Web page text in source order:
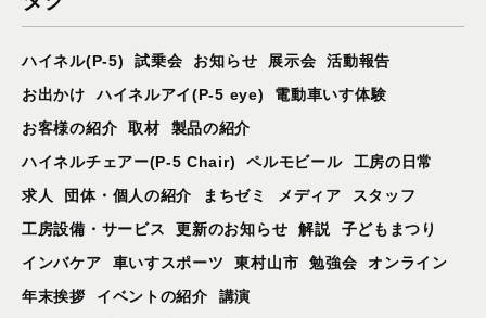
ハイネル(P-5) 試乗会 お知らせ 展示会
活動報告
お出かけ
ハイネルアイ(P-5 eye)
電動車いす体験
お客様の紹介
取材
製品の紹介
ハイネルチェアー(P-5 Chair)
ペルモビール
工房の日常
求人
団体・個人の紹介 まちゼミ メディア
スタッフ
工房設備・サービス
更新のお知らせ 解説
子どもまつり
インバケア
車いすスポーツ 東村山市 勉強会
オンライン
年末挨拶
イベントの紹介
講演